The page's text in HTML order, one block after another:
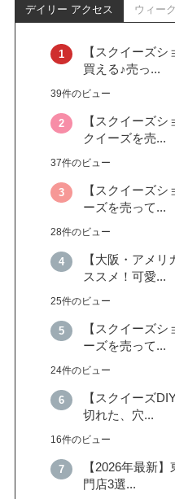
デイリー アクセス ウィー
【スクイーズ
買える♪売っ...
39件のビュー
【スクイーズ
クイーズを売...
37件のビュー
【スクイーズ
ーズを売って...
28件のビュー
【大阪・アメ
ススメ！可愛...
25件のビュー
【スクイーズ
ーズを売って...
24件のビュー
【スクイーズ
切れた、穴...
16件のビュー
【2026年最新
門店3選...